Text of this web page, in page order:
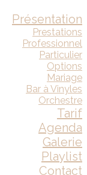
Présentation
Prestations
Professionnel
Particulier
Options
Mariage
Bar à Vinyles
Orchestre
Tarif
Agenda
Galerie
Playlist
Contact